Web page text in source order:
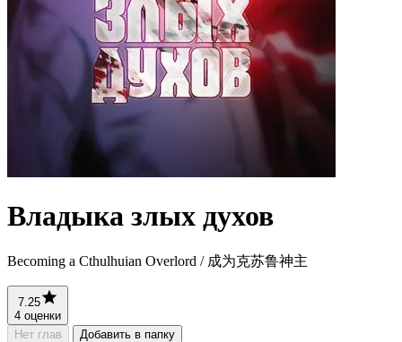
Владыка злых духов
Becoming a Cthulhuian Overlord / 成为克苏鲁神主
7.25
4 оценки
Нет глав
Добавить в папку